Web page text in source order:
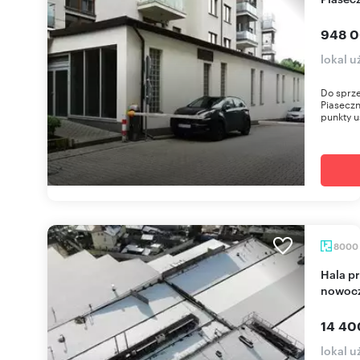
948
lokal
Do
punkty
8000
Hala produkcyjno-magazynowa 8 000 m² z
14
lokal